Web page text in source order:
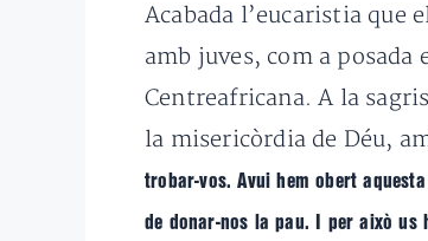
Acabada l’eucaristia que
amb juves, com a posada
Centreafricana. A la
la misericòrdia de Déu,
trobar-vos. Avui hem obert
de donar-nos la pau. I per això us